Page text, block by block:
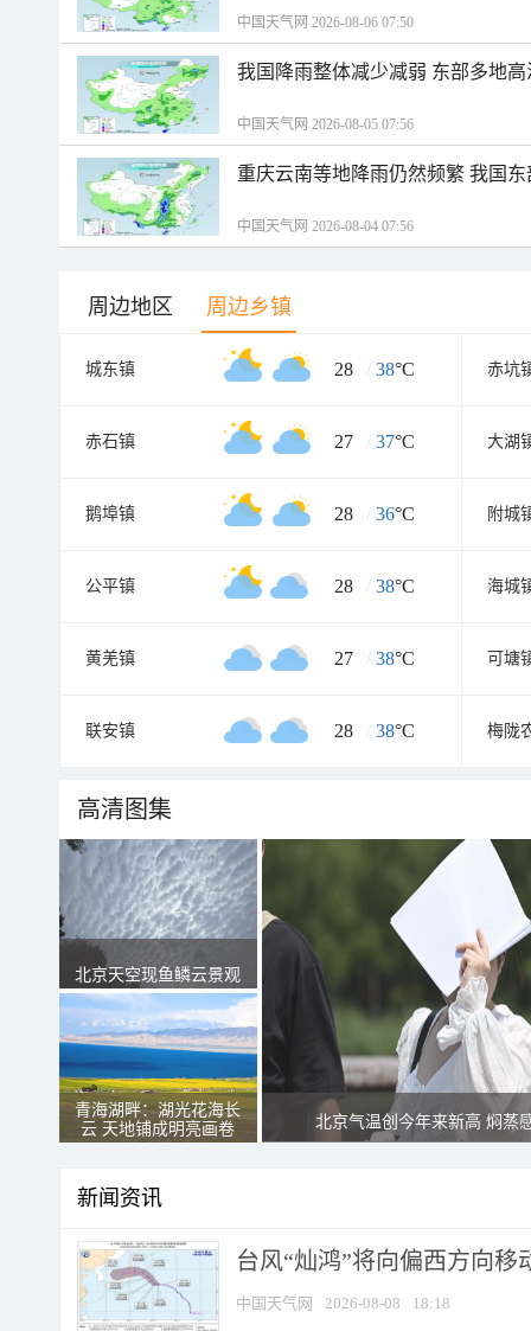
中国天气网 2026-08-06 07:50
我国降雨整体减少减弱 东部多地
中国天气网 2026-08-05 07:56
重庆云南等地降雨仍然频繁 我国
中国天气网 2026-08-04 07:56
周边地区 周边乡镇
城东镇 28 / 38°C 赤坑
赤石镇 27 / 37°C 大湖
鹅埠镇 28 / 36°C 附城
公平镇 28 / 38°C 海城
黄羌镇 27 / 38°C 可塘
联安镇 28 / 38°C 梅陇
高清图集
北京天空现鱼鳞云景观
青海湖畔：湖光花海长
云 天地铺成明亮画卷
北京气温创今年来新高 焖蒸
新闻资讯
台风“灿鸿”将向偏西方向移
中国天气网 2026-08-08 18:18